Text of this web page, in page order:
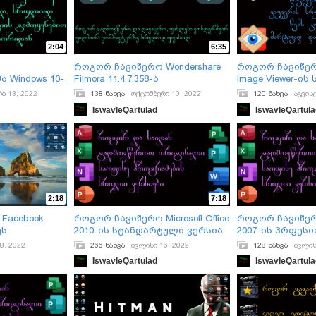
2:04
Windows 10-
13, 2022
6:35
როგორ ჩავიწერო Wondershare
Filmora 11.4.7.358-ა
138 ნახვა ოქტომბერი 10, 2022
IswavleQartulad
როგორ
Image Viewer-
120 ნახვა
2:18
2022
7:18
როგორ ჩავიწერო Microsoft Office
2010-ის სტანდარტული ვერსია
266 ნახვა ივლისი 16, 2022
IswavleQartulad
როგორ
2007-ის
ვერსია
128 ნახვა